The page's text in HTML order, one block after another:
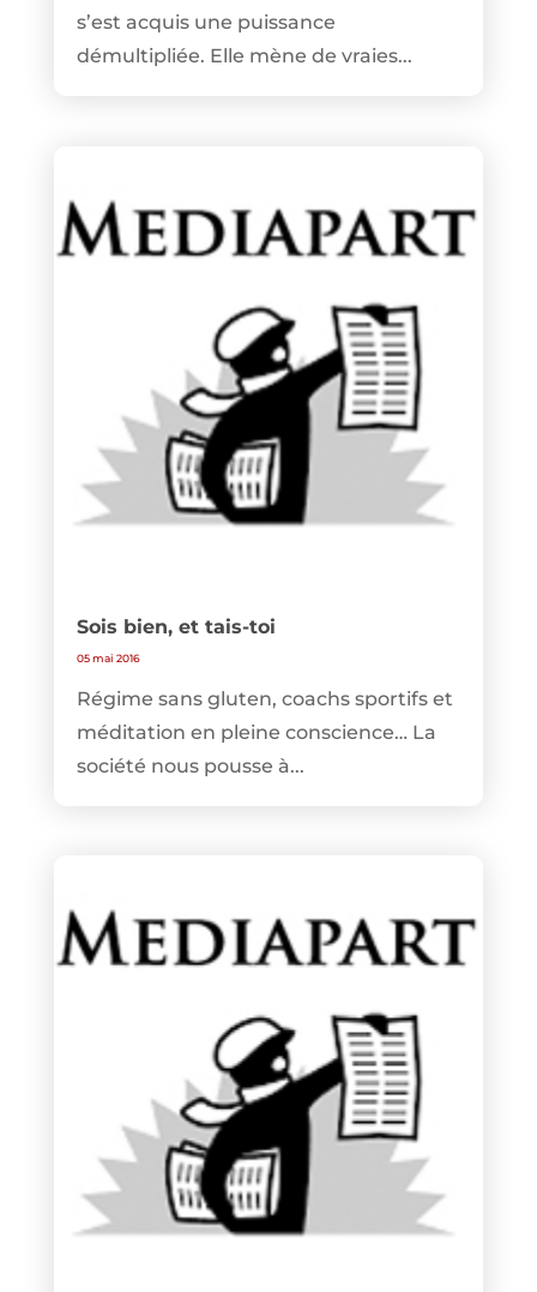
s’est acquis une puissance
démultipliée. Elle mène de vraies...
Sois bien, et tais-toi
05 mai 2016
Régime sans gluten, coachs sportifs et
méditation en pleine conscience… La
société nous pousse à...